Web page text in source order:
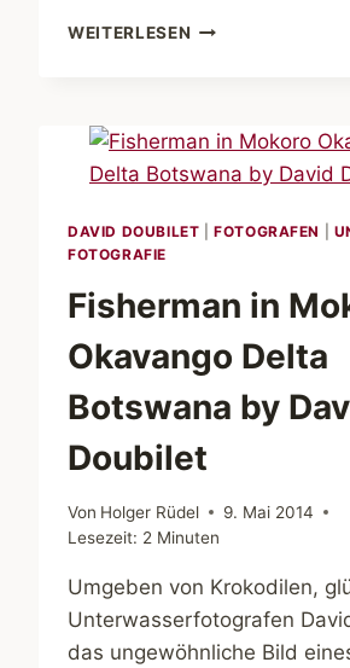
WEITERLESEN SILKY
DAVID
DOUBILET
DAVID DOUBILET |FOTOGRAFEN
FOTOGRAFIE
Fisherman in
Okavango Delta
Botswana by
Doubilet
Von Holger Rüdel
9. Mai 2014
Lesezeit: 2 Minuten
Umgeben von Krokodilen,
Unterwasserfotografen
das ungewöhnliche Bild